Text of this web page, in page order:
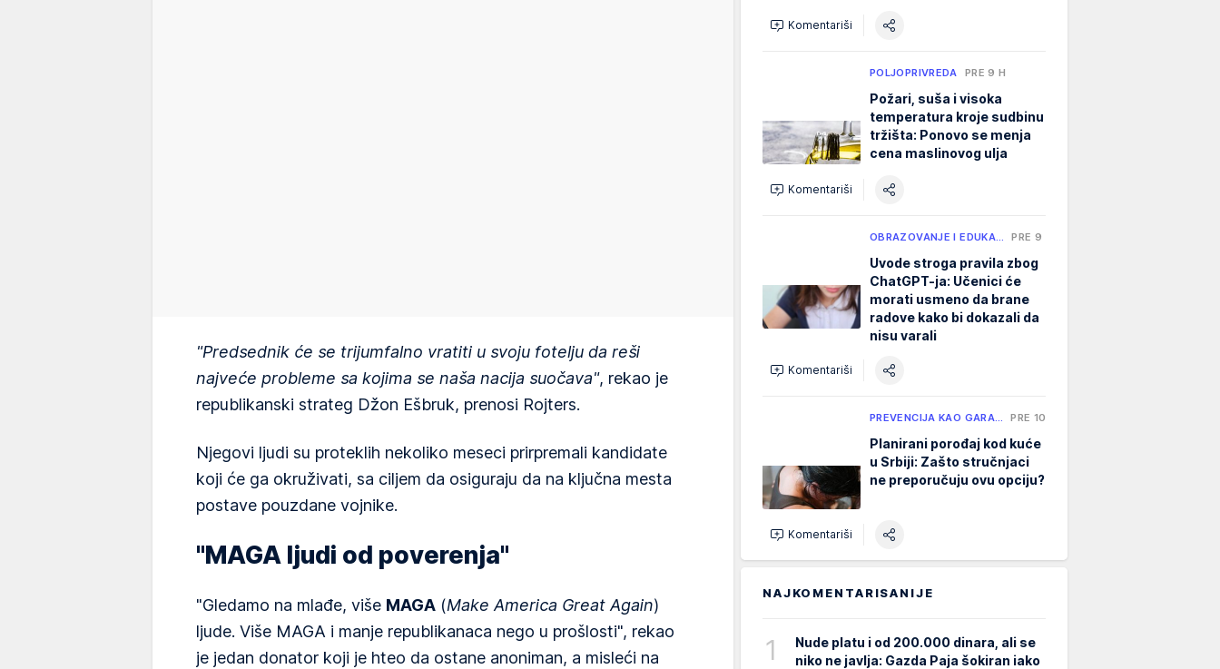
"Predsednik će se trijumfalno vratiti u svoju fotelju da reši
najveće probleme sa kojima se naša nacija suočava", rekao je
republikanski strateg Džon Ešbruk, prenosi Rojters.
Njegovi ljudi su proteklih nekoliko meseci prirpremali kandidate
koji će ga okruživati, sa ciljem da osiguraju da na ključna mesta
postave pouzdane vojnike.
"MAGA ljudi od poverenja"
"Gledamo na mlađe, više MAGA (Make America Great Again)
ljude. Više MAGA i manje republikanaca nego u prošlosti", rekao
je jedan donator koji je hteo da ostane anoniman, a misleći na
Komentariši
POLJOPRIVREDA PRE 9 H
Požari, suša i visoka
temperatura kroje sudbinu
tržišta: Ponovo se menja
cena maslinovog ulja
Komentariši
OBRAZOVANJE I EDUKA… PRE 9 H
Uvode stroga pravila zbog
ChatGPT-ja: Učenici će
morati usmeno da brane
radove kako bi dokazali da
nisu varali
Komentariši
PREVENCIJA KAO GARA… PRE 10 H
Planirani porođaj kod kuće
u Srbiji: Zašto stručnjaci
ne preporučuju ovu opciju?
Komentariši
NAJKOMENTARISANIJE
1
Nude platu i od 200.000 dinara, ali se
niko ne javlja: Gazda Paja šokiran iako